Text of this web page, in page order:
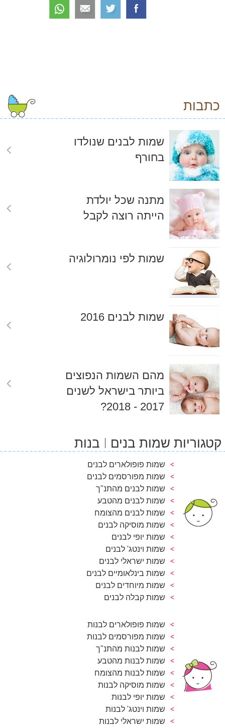
כתבות
שמות לבנים שנולדו
בחורף
מתנה שכל יולדת
הייתה רוצה לקבל
שמות לפי נומרולוגיה
שמות לבנים 2016
מהם השמות הנפוצים
ביותר בישראל לשנים
2017 - 2018?
קטגוריות שמות בנים בנות
שמות פופולארים לבנים
שמות מפורסמים לבנים
שמות לבנים מהתנ"ך
שמות לבנים מהטבע
שמות לבנים מהצומח
שמות מוסיקה לבנים
שמות יופי לבנים
שמות וינטג' לבנים
שמות ישראלי לבנים
שמות בינלאומיים לבנים
שמות מיוחדים לבנים
שמות קבלה לבנים
שמות פופולארים לבנות
שמות מפורסמים לבנות
שמות לבנות מהתנ"ך
שמות לבנות מהטבע
שמות לבנות מהצומח
שמות מוסיקה לבנות
שמות יופי לבנות
שמות וינטג' לבנות
שמות ישראלי לבנות